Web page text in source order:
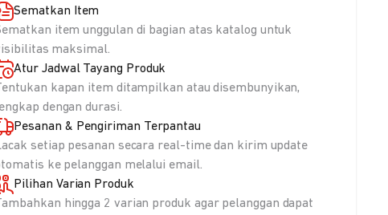
Sematkan Item
item unggulan di bagian atas katalog untuk
maksimal.
Atur Jadwal Tayang Produk
kapan item ditampilkan atau disembunyikan,
dengan durasi.
Pesanan & Pengiriman Terpantau
setiap pesanan secara real-time dan kirim update
ke pelanggan melalui email.
Pilihan Varian Produk
hingga 2 varian produk agar pelanggan dapat